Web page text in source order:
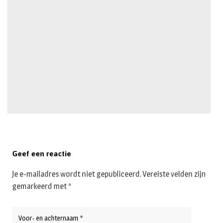
Geef een reactie
Je e-mailadres wordt niet gepubliceerd.Vereiste velden zijn
gemarkeerd met *